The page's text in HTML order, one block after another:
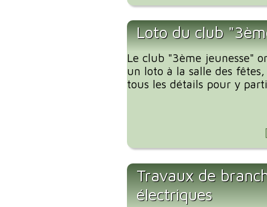
Loto du club
Le club "3ème jeunesse"
un loto à la salle des
tous les détails pour y
Travaux de
électriques